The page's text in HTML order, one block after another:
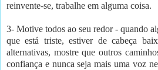
reinvente-se, trabalhe em alguma coisa.
3- Motive todos ao seu redor - quando
que está triste, estiver de cabeça
alternativas, mostre que outros
confiança e nunca seja mais uma voz